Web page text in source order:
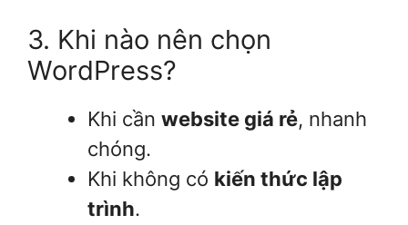
3. Khi nào nên chọn
WordPress?
Khi cần website giá rẻ, nhanh
chóng.
Khi không có kiến thức lập
trình.